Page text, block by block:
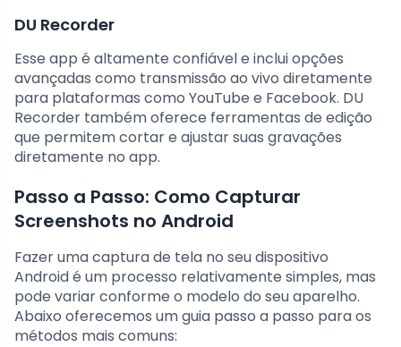
DU Recorder
Esse app é altamente confiável e inclui opções
avançadas como transmissão ao vivo diretamente
para plataformas como YouTube e Facebook. DU
Recorder também oferece ferramentas de edição
que permitem cortar e ajustar suas gravações
diretamente no app.
Passo a Passo: Como Capturar
Screenshots no Android
Fazer uma captura de tela no seu dispositivo
Android é um processo relativamente simples, mas
pode variar conforme o modelo do seu aparelho.
Abaixo oferecemos um guia passo a passo para os
métodos mais comuns: